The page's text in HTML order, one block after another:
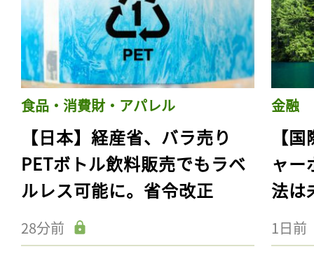
食品・消費財・アパレル
【日本】経産省、バラ売り
PETボトル飲料販売でもラベ
ルレス可能に。省令改正
28分前
金融
【
ャー
法は
1日前